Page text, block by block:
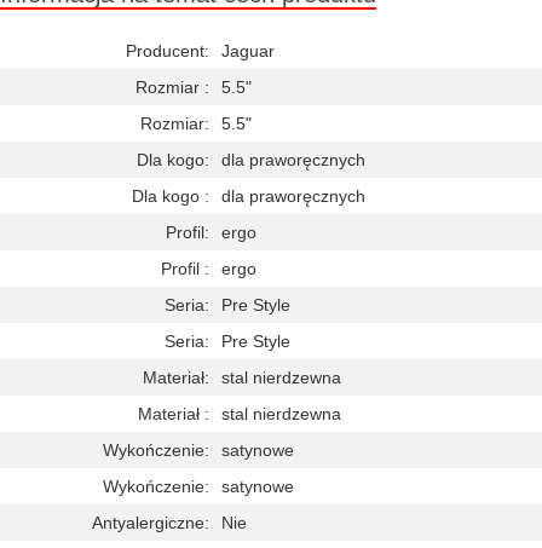
Producent:
Jaguar
Rozmiar :
5.5"
Rozmiar:
5.5"
Dla kogo:
dla praworęcznych
Dla kogo :
dla praworęcznych
Profil:
ergo
Profil :
ergo
Seria:
Pre Style
Seria:
Pre Style
Materiał:
stal nierdzewna
Materiał :
stal nierdzewna
Wykończenie:
satynowe
Wykończenie:
satynowe
Antyalergiczne:
Nie